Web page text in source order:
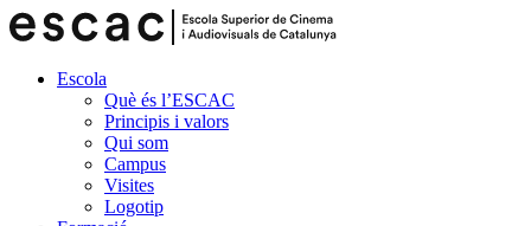
Escola
Què és l’ESCAC
Principis i valors
Qui som
Campus
Visites
Logotip